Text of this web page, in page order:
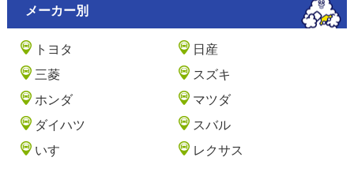
メーカー別
トヨタ
日産
三菱
スズキ
ホンダ
マツダ
ダイハツ
スバル
いすゞ
レクサス